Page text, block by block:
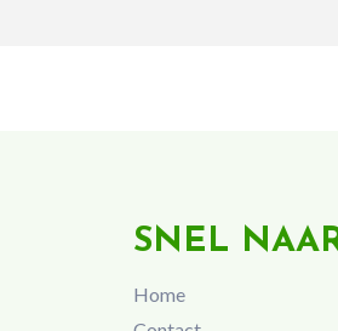
SNEL
Home